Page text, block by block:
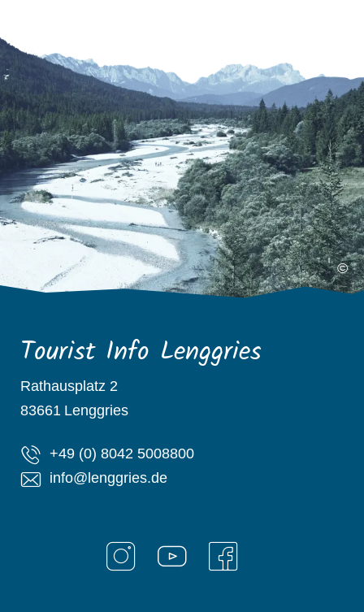
©
Tourist Info Lenggries
Rathausplatz 2
83661 Lenggries
+49 (0) 8042 5008800
info@lenggries.de